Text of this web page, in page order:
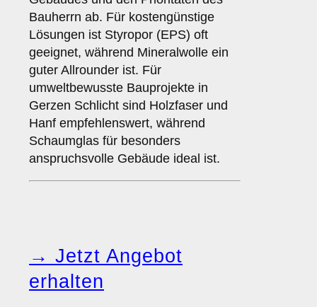
Bauherrn ab. Für kostengünstige
Lösungen ist Styropor (EPS) oft
geeignet, während Mineralwolle ein
guter Allrounder ist. Für
umweltbewusste Bauprojekte in
Gerzen Schlicht sind Holzfaser und
Hanf empfehlenswert, während
Schaumglas für besonders
anspruchsvolle Gebäude ideal ist.
→ Jetzt Angebot
erhalten